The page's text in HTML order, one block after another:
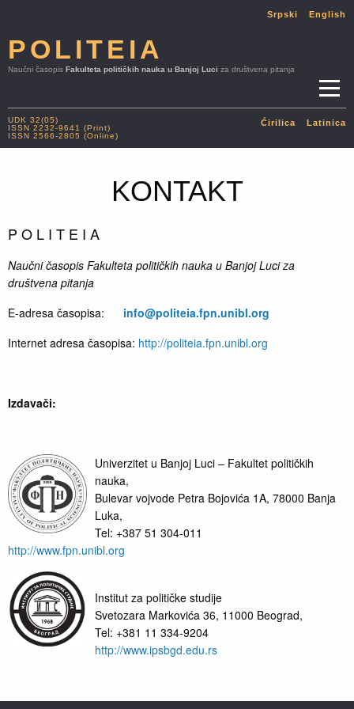
Srpski English
POLITEIA
Naučni časopis Fakulteta političkih nauka u Banjoj Luci za društvena pitanja
UDK 32(05)
ISSN 2232-9641 (Print)
ISSN 2566-2805 (Online)
Ćirilica Latinica
KONTAKT
P O L I T E I A
Naučni časopis Fakulteta političkih nauka u Banjoj Luci za
društvena pitanja
E-adresa časopisa:
info@politeia.fpn.unibl.org
Internet adresa časopisa: http://politeia.fpn.unibl.org
Izdavači:
Univerzitet u Banjoj Luci – Fakultet političkih
nauka,
Bulevar vojvode Petra Bojovića 1A, 78000 Banja
Luka,
Tel: +387 51 304-011
http://www.fpn.unibl.org
Institut za političke studije
Svetozara Markovića 36, 11000 Beograd,
Tel: +381 11 334-9204
http://www.ipsbgd.edu.rs